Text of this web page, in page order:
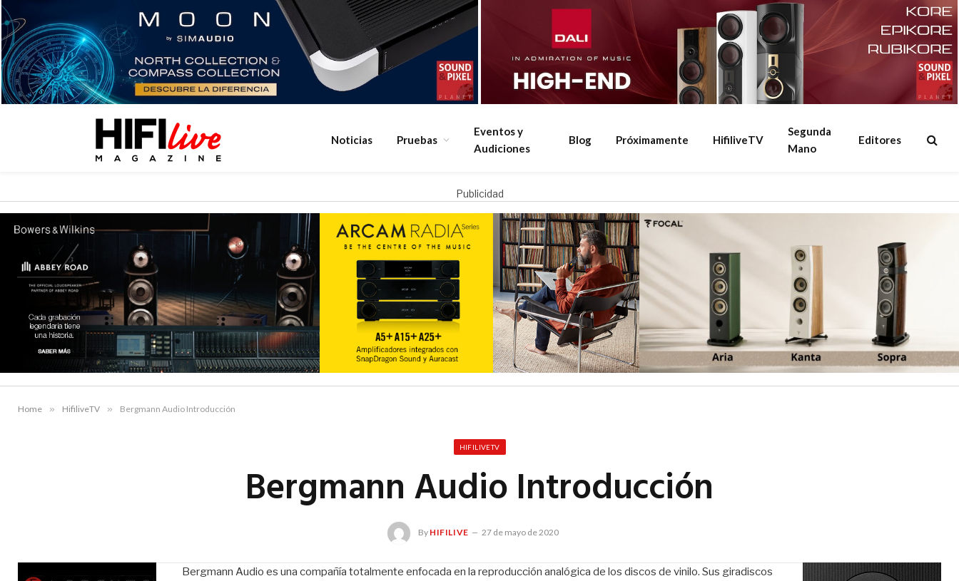
Noticias Pruebas
Eventos y
Audiciones
Blog Próximamente HifiliveTV
Segunda
Mano
Editores
Publicidad
Home » HifiliveTV » Bergmann Audio Introducción
HIFILIVETV
Bergmann Audio Introducción
By HIFILIVE 27 de mayo de 2020
Bergmann Audio es una compañía totalmente enfocada en la reproducción analógica de los discos de vinilo. Sus giradiscos